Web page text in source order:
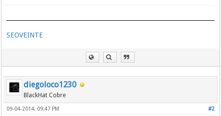
SEOVEINTE
diegoloco1230
BlackHat Cobre
#2
09-04-2014, 09:47 PM